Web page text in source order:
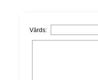
Vārds: